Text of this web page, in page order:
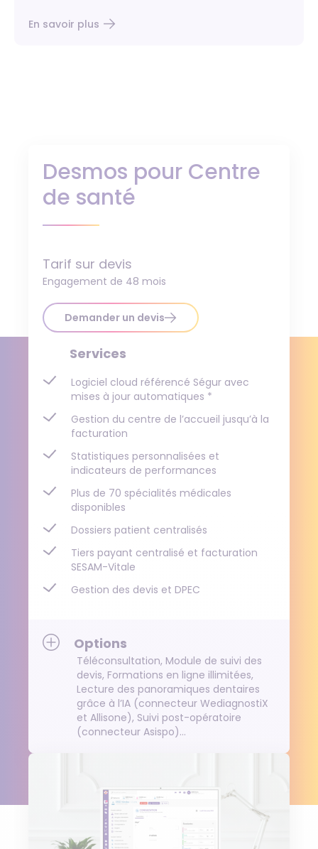
En savoir plus
Desmos pour Centre
de santé
Tarif sur devis
Engagement de 48 mois
Demander un devis
Services
Logiciel cloud référencé Ségur avec
mises à jour automatiques *
Gestion du centre de l’accueil jusqu’à la
facturation
Statistiques personnalisées et
indicateurs de performances
Plus de 70 spécialités médicales
disponibles
Dossiers patient centralisés
Tiers payant centralisé et facturation
SESAM-Vitale
Gestion des devis et DPEC
Options
Téléconsultation, Module de suivi des
devis, Formations en ligne illimitées,
Lecture des panoramiques dentaires
grâce à l’IA (connecteur WediagnostiX
et Allisone), Suivi post-opératoire
(connecteur Asispo)…